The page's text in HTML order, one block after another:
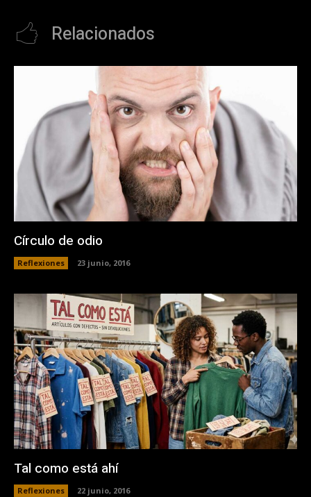
Relacionados
Círculo de odio
Reflexiones 23 junio, 2016
Tal como está ahí
Reflexiones 22 junio, 2016